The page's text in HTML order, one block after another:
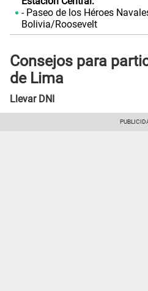
- Paseo de los Héroes
Bolivia/Roosevelt
Consejos para
de Lima
Llevar DNI